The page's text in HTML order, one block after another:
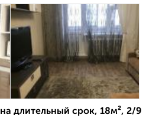
длительный срок, 18м², 2/9